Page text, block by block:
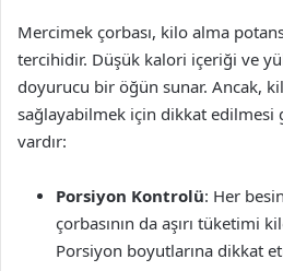
Mercimek çorbası, kilo alma
tercihidir. Düşük kalori içeriği ve
doyurucu bir öğün sunar. Ancak,
sağlayabilmek için dikkat edilmesi
vardır:
Porsiyon Kontrolü: Her
çorbasının da aşırı tüketimi
Porsiyon boyutlarına dikkat